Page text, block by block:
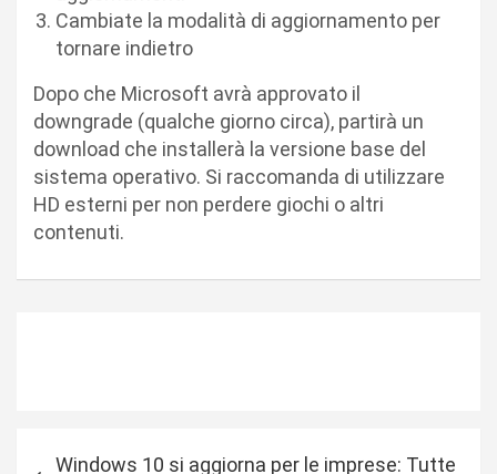
Cambiate la modalità di aggiornamento per
tornare indietro
Dopo che Microsoft avrà approvato il
downgrade (qualche giorno circa), partirà un
download che installerà la versione base del
sistema operativo. Si raccomanda di utilizzare
HD esterni per non perdere giochi o altri
contenuti.
Windows 10 si aggiorna per le imprese: Tutte